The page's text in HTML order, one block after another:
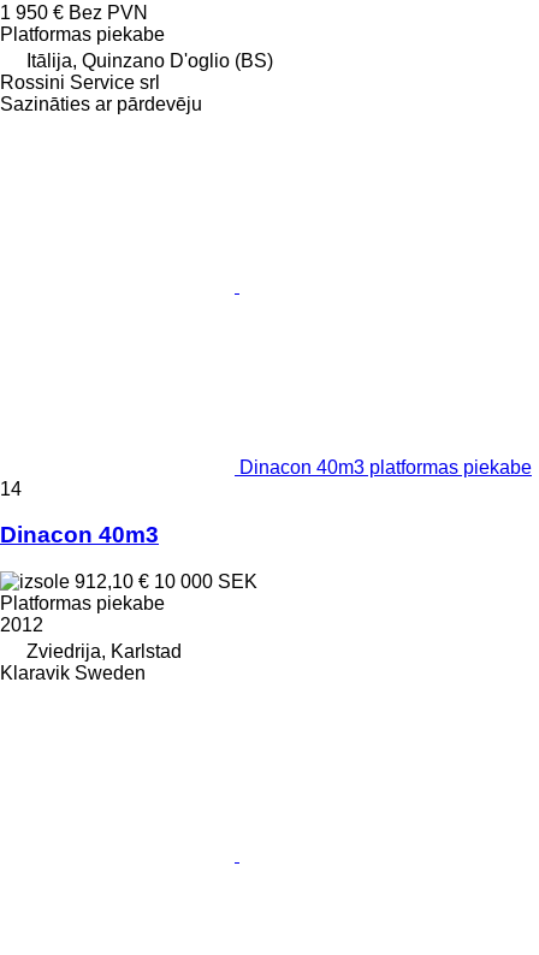
1 950 € Bez PVN
Platformas piekabe
Itālija, Quinzano D'oglio (BS)
Rossini Service srl
Sazināties ar pārdevēju
Dinacon 40m3 platformas piekabe
14
Dinacon 40m3
912,10 € 10 000 SEK
Platformas piekabe
2012
Zviedrija, Karlstad
Klaravik Sweden